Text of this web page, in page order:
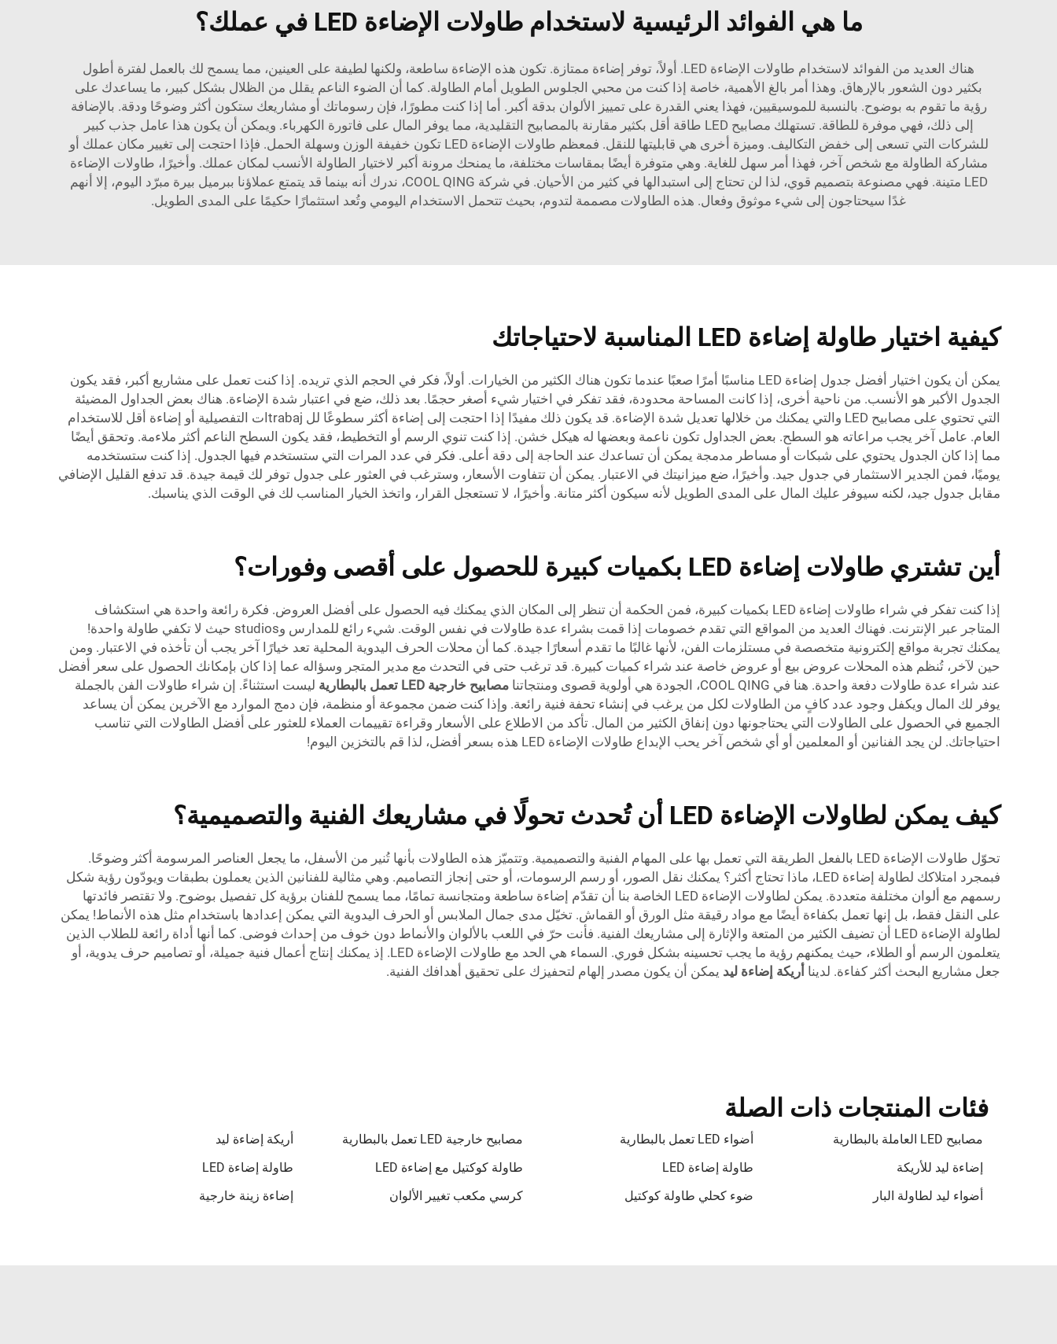
ما هي الفوائد الرئيسية لاستخدام طاولات الإضاءة LED في عملك؟
هناك العديد من الفوائد لاستخدام طاولات الإضاءة LED. أولاً، توفر إضاءة ممتازة. تكون هذه الإضاءة ساطعة، ولكنها لطيفة على العينين، مما يسمح لك بالعمل لفترة أطول
بكثير دون الشعور بالإرهاق. وهذا أمر بالغ الأهمية، خاصة إذا كنت من محبي الجلوس الطويل أمام الطاولة. كما أن الضوء الناعم يقلل من الظلال بشكل كبير، ما يساعدك على
رؤية ما تقوم به بوضوح. بالنسبة للموسيقيين، فهذا يعني القدرة على تمييز الألوان بدقة أكبر. أما إذا كنت مطورًا، فإن رسوماتك أو مشاريعك ستكون أكثر وضوحًا ودقة. بالإضافة
إلى ذلك، فهي موفرة للطاقة. تستهلك مصابيح LED طاقة أقل بكثير مقارنة بالمصابيح التقليدية، مما يوفر المال على فاتورة الكهرباء. ويمكن أن يكون هذا عامل جذب كبير
للشركات التي تسعى إلى خفض التكاليف. وميزة أخرى هي قابليتها للنقل. فمعظم طاولات الإضاءة LED تكون خفيفة الوزن وسهلة الحمل. فإذا احتجت إلى تغيير مكان عملك أو
مشاركة الطاولة مع شخص آخر، فهذا أمر سهل للغاية. وهي متوفرة أيضًا بمقاسات مختلفة، ما يمنحك مرونة أكبر لاختيار الطاولة الأنسب لمكان عملك. وأخيرًا، طاولات الإضاءة
LED متينة. فهي مصنوعة بتصميم قوي، لذا لن تحتاج إلى استبدالها في كثير من الأحيان. في شركة COOL QING، ندرك أنه بينما قد يتمتع عملاؤنا ببرميل بيرة مبرّد اليوم، إلا أنهم
غدًا سيحتاجون إلى شيء موثوق وفعال. هذه الطاولات مصممة لتدوم، بحيث تتحمل الاستخدام اليومي وتُعد استثمارًا حكيمًا على المدى الطويل.
كيفية اختيار طاولة إضاءة LED المناسبة لاحتياجاتك
يمكن أن يكون اختيار أفضل جدول إضاءة LED مناسبًا أمرًا صعبًا عندما تكون هناك الكثير من الخيارات. أولاً، فكر في الحجم الذي تريده. إذا كنت تعمل على مشاريع أكبر، فقد يكون
الجدول الأكبر هو الأنسب. من ناحية أخرى، إذا كانت المساحة محدودة، فقد تفكر في اختيار شيء أصغر حجمًا. بعد ذلك، ضع في اعتبار شدة الإضاءة. هناك بعض الجداول المضيئة
التي تحتوي على مصابيح LED والتي يمكنك من خلالها تعديل شدة الإضاءة. قد يكون ذلك مفيدًا إذا احتجت إلى إضاءة أكثر سطوعًا لل trabajات التفصيلية أو إضاءة أقل للاستخدام
العام. عامل آخر يجب مراعاته هو السطح. بعض الجداول تكون ناعمة وبعضها له هيكل خشن. إذا كنت تنوي الرسم أو التخطيط، فقد يكون السطح الناعم أكثر ملاءمة. وتحقق أيضًا
مما إذا كان الجدول يحتوي على شبكات أو مساطر مدمجة يمكن أن تساعدك عند الحاجة إلى دقة أعلى. فكر في عدد المرات التي ستستخدم فيها الجدول. إذا كنت ستستخدمه
يوميًا، فمن الجدير الاستثمار في جدول جيد. وأخيرًا، ضع ميزانيتك في الاعتبار. يمكن أن تتفاوت الأسعار، وسترغب في العثور على جدول توفر لك قيمة جيدة. قد تدفع القليل الإضافي
مقابل جدول جيد، لكنه سيوفر عليك المال على المدى الطويل لأنه سيكون أكثر متانة. وأخيرًا، لا تستعجل القرار، واتخذ الخيار المناسب لك في الوقت الذي يناسبك.
أين تشتري طاولات إضاءة LED بكميات كبيرة للحصول على أقصى وفورات؟
إذا كنت تفكر في شراء طاولات إضاءة LED بكميات كبيرة، فمن الحكمة أن تنظر إلى المكان الذي يمكنك فيه الحصول على أفضل العروض. فكرة رائعة واحدة هي استكشاف
المتاجر عبر الإنترنت. فهناك العديد من المواقع التي تقدم خصومات إذا قمت بشراء عدة طاولات في نفس الوقت. شيء رائع للمدارس وstudios حيث لا تكفي طاولة واحدة!
يمكنك تجربة مواقع إلكترونية متخصصة في مستلزمات الفن، لأنها غالبًا ما تقدم أسعارًا جيدة. كما أن محلات الحرف اليدوية المحلية تعد خيارًا آخر يجب أن تأخذه في الاعتبار. ومن
حين لآخر، تُنظم هذه المحلات عروض بيع أو عروض خاصة عند شراء كميات كبيرة. قد ترغب حتى في التحدث مع مدير المتجر وسؤاله عما إذا كان بإمكانك الحصول على سعر أفضل
عند شراء عدة طاولات دفعة واحدة. هنا في COOL QING، الجودة هي أولوية قصوى ومنتجاتنا
مصابيح خارجية LED تعمل بالبطارية
ليست استثناءً. إن شراء طاولات الفن بالجملة
يوفر لك المال ويكفل وجود عدد كافٍ من الطاولات لكل من يرغب في إنشاء تحفة فنية رائعة. وإذا كنت ضمن مجموعة أو منظمة، فإن دمج الموارد مع الآخرين يمكن أن يساعد
الجميع في الحصول على الطاولات التي يحتاجونها دون إنفاق الكثير من المال. تأكد من الاطلاع على الأسعار وقراءة تقييمات العملاء للعثور على أفضل الطاولات التي تناسب
احتياجاتك. لن يجد الفنانين أو المعلمين أو أي شخص آخر يحب الإبداع طاولات الإضاءة LED هذه بسعر أفضل، لذا قم بالتخزين اليوم!
كيف يمكن لطاولات الإضاءة LED أن تُحدث تحولًا في مشاريعك الفنية والتصميمية؟
تحوّل طاولات الإضاءة LED بالفعل الطريقة التي تعمل بها على المهام الفنية والتصميمية. وتتميّز هذه الطاولات بأنها تُنير من الأسفل، ما يجعل العناصر المرسومة أكثر وضوحًا.
فبمجرد امتلاكك لطاولة إضاءة LED، ماذا تحتاج أكثر؟ يمكنك نقل الصور، أو رسم الرسومات، أو حتى إنجاز التصاميم. وهي مثالية للفنانين الذين يعملون بطبقات ويودّون رؤية شكل
رسمهم مع ألوان مختلفة متعددة. يمكن لطاولات الإضاءة LED الخاصة بنا أن تقدّم إضاءة ساطعة ومتجانسة تمامًا، مما يسمح للفنان برؤية كل تفصيل بوضوح. ولا تقتصر فائدتها
على النقل فقط، بل إنها تعمل بكفاءة أيضًا مع مواد رقيقة مثل الورق أو القماش. تخيّل مدى جمال الملابس أو الحرف اليدوية التي يمكن إعدادها باستخدام مثل هذه الأنماط! يمكن
لطاولة الإضاءة LED أن تضيف الكثير من المتعة والإثارة إلى مشاريعك الفنية. فأنت حرّ في اللعب بالألوان والأنماط دون خوف من إحداث فوضى. كما أنها أداة رائعة للطلاب الذين
يتعلمون الرسم أو الطلاء، حيث يمكنهم رؤية ما يجب تحسينه بشكل فوري. السماء هي الحد مع طاولات الإضاءة LED. إذ يمكنك إنتاج أعمال فنية جميلة، أو تصاميم حرف يدوية، أو
جعل مشاريع البحث أكثر كفاءة. لدينا أريكة إضاءة ليد يمكن أن يكون مصدر إلهام لتحفيزك على تحقيق أهدافك الفنية.
فئات المنتجات ذات الصلة
مصابيح LED العاملة بالبطارية أضواء LED تعمل بالبطارية مصابيح خارجية LED تعمل بالبطارية
أريكة إضاءة ليد
إضاءة ليد للأريكة
طاولة إضاءة LED طاولة كوكتيل مع إضاءة LED
طاولة إضاءة LED
أضواء ليد لطاولة البار
ضوء كحلي طاولة كوكتيل كرسي مكعب تغيير الألوان إضاءة زينة خارجية